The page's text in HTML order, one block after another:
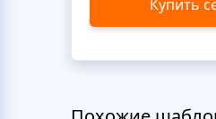
Купить